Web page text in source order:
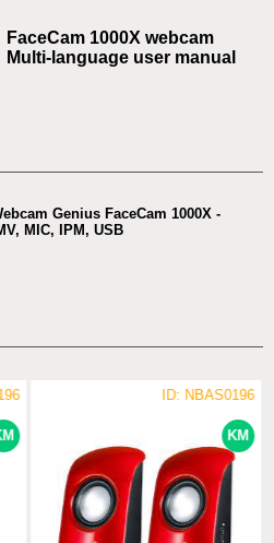
FaceCam 1000X webcam
Multi-language user manual
Genius FaceCam 1000X -
MIC, IPM, USB
KM
ID: NBAS0196